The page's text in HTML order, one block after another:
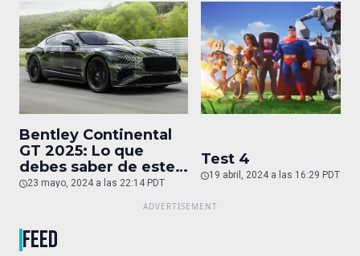
Bentley Continental
GT 2025: Lo que
debes saber de este
auto de superlujo
23 mayo, 2024 a las 22:14 PDT
Test 4
19 abril, 2024 a las 16:29 PDT
FEED